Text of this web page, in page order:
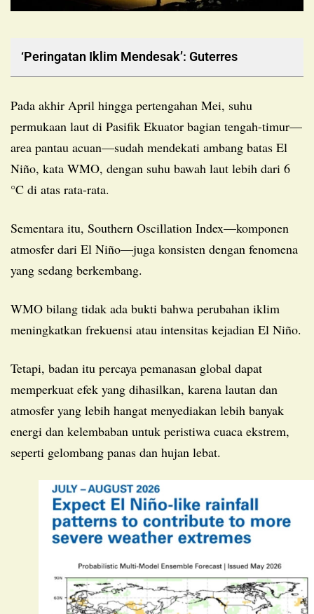
‘Peringatan Iklim Mendesak’: Guterres
Pada akhir April hingga pertengahan Mei, suhu
permukaan laut di Pasifik Ekuator bagian tengah-timur—
area pantau acuan—sudah mendekati ambang batas El
Niño, kata WMO, dengan suhu bawah laut lebih dari 6
°C di atas rata-rata.
Sementara itu, Southern Oscillation Index—komponen
atmosfer dari El Niño—juga konsisten dengan fenomena
yang sedang berkembang.
WMO bilang tidak ada bukti bahwa perubahan iklim
meningkatkan frekuensi atau intensitas kejadian El Niño.
Tetapi, badan itu percaya pemanasan global dapat
memperkuat efek yang dihasilkan, karena lautan dan
atmosfer yang lebih hangat menyediakan lebih banyak
energi dan kelembaban untuk peristiwa cuaca ekstrem,
seperti gelombang panas dan hujan lebat.